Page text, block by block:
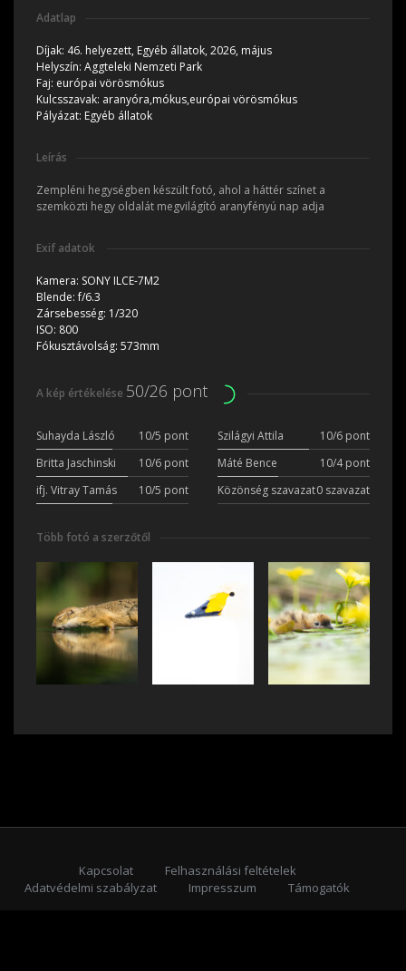
Adatlap
Díjak: 46. helyezett, Egyéb állatok, 2026, május
Helyszín: Aggteleki Nemzeti Park
Faj: európai vörösmókus
Kulcsszavak: aranyóra,mókus,európai vörösmókus
Pályázat: Egyéb állatok
Leírás
Zempléni hegységben készült fotó, ahol a háttér színet a
szemközti hegy oldalát megvilágító aranyfényú nap adja
Exif adatok
Kamera: SONY ILCE-7M2
Blende:f/6.3
Zársebesség: 1/320
ISO: 800
Fókusztávolság: 573mm
A kép értékelése 50/26 pont
Suhayda László 10/5 pont Szilágyi Attila
10/6 pont
Britta Jaschinski
10/6 pont Máté Bence
10/4 pont
ifj. Vitray Tamás
10/5 pont Közönség szavazat0 szavazat
Több fotó a szerzőtől
Kapcsolat
Felhasználási feltételek
Adatvédelmi szabályzat
Impresszum
Támogatók